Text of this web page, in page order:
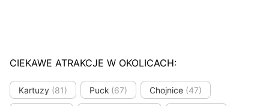
CIEKAWE ATRAKCJE W OKOLICACH:
Kartuzy (81) Puck (67) Chojnice (47)